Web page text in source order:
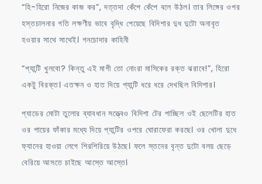
“হি-হিরো নিজের কাজ কর”, দত্তদা কেঁপে কেঁপে বলে উঠল। তার লিঙ্গের ওপর
হস্তচালনার গতি লক্ষণীয় ভাবে বৃদ্ধি পেয়েছে বিদিশার দুধ দুটো অনাবৃত
হওয়ার সাথে সাথেই। গনচোদার কাহিনী
“প্যান্টি খুলবো? কিন্তু এই মাগী তো নোংরা মাসিকের রক্ত ঝরাবে!”, হিরো
একটু বিরক্ত। এতক্ষন ও হাত দিয়ে প্যান্টি ধরে ধরে দেখছিল বিদিশার।
প্যাডের মোটা তুলোর ব্যাবধান সত্ত্বেও বিদিশা টের পাচ্ছিল ওই ছেলেটির হাত
ওর পায়ের ফাঁকার মধ্যে দিয়ে প্যান্টির ওপরে ঘোরাফেরা করছে। ওর খোলা দুধে
ফ্যানের হাওয়া লেগে শিরশিরিয়ে উঠছে। ফলে স্তনের বৃন্ত দুটো বলয় ছেড়ে
বেরিয়ে আসতে চাইছে আস্তে আস্তে।